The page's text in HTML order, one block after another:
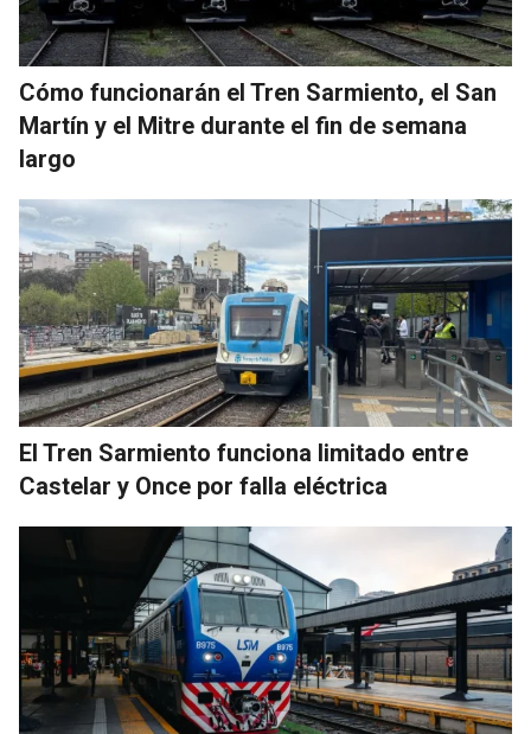
Cómo funcionarán el Tren Sarmiento, el San
Martín y el Mitre durante el fin de semana
largo
El Tren Sarmiento funciona limitado entre
Castelar y Once por falla eléctrica